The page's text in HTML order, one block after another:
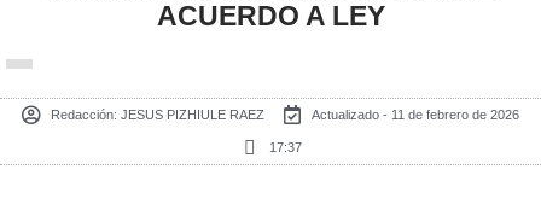
ACUERDO A LEY
Redacción: JESUS PIZHIULE RAEZ Actualizado - 11 de febrero de 2026
17:37